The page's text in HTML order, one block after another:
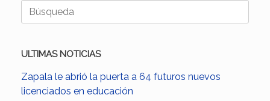
Buscar:
ULTIMAS NOTICIAS
Zapala le abrió la puerta a 64 futuros nuevos
licenciados en educación